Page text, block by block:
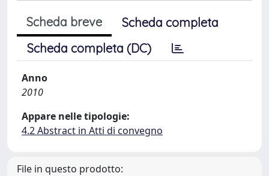
Scheda breve
Scheda completa
Scheda completa (DC)
Anno
2010
Appare nelle tipologie:
4.2 Abstract in Atti di convegno
File in questo prodotto: